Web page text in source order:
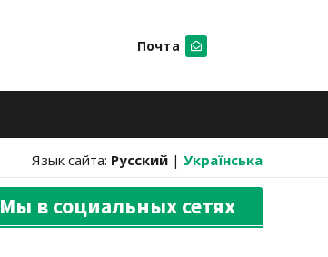
Почта
Язык сайта: Русский | Українська
Мы в социальных сетях